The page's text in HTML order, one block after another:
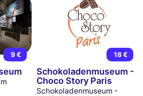
9 € 18 €
Schokoladenmuseum -
Choco Story Paris
Schokoladenmuseum -